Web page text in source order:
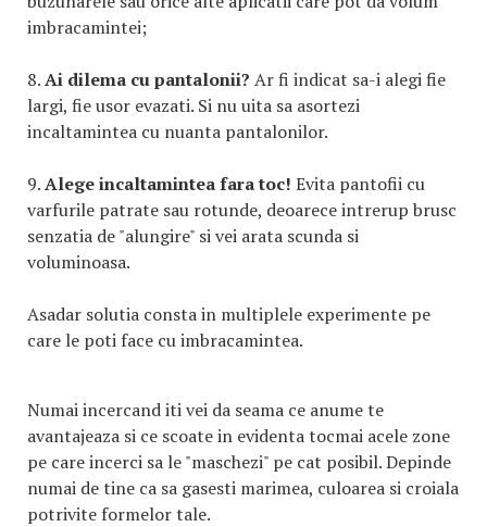
imbracamintei;
8.Ai dilema cu pantalonii? Ar fi indicat sa-i alegi fie
largi, fie usor evazati. Si nu uita sa asortezi
incaltamintea cu nuanta pantalonilor.
9.Alege incaltamintea fara toc! Evita pantofii cu
varfurile patrate sau rotunde, deoarece intrerup brusc
senzatia de "alungire" si vei arata scunda si
voluminoasa.
Asadar solutia consta in multiplele experimente pe
care le poti face cu imbracamintea.
Numai incercand iti vei da seama ce anume te
avantajeaza si ce scoate in evidenta tocmai acele zone
pe care incerci sa le "maschezi" pe cat posibil. Depinde
numai de tine ca sa gasesti marimea, culoarea si croiala
potrivite formelor tale.